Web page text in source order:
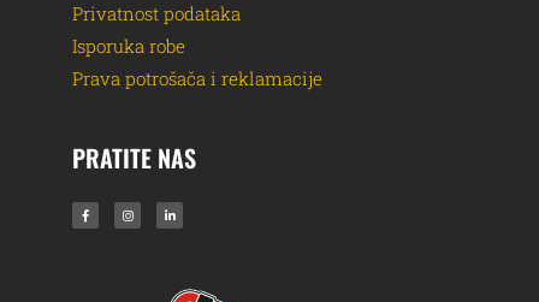
Privatnost podataka
Isporuka robe
Prava potrošača i reklamacije
PRATITE NAS